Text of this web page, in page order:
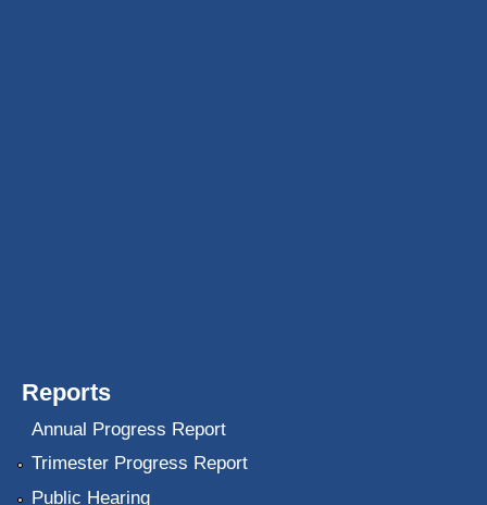
Reports
Annual Progress Report
Trimester Progress Report
Public Hearing